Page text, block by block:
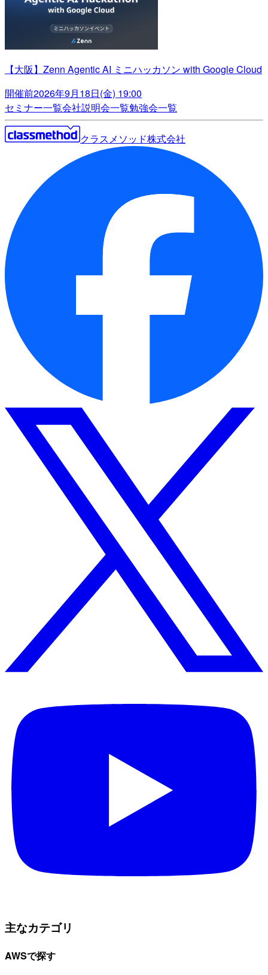
【大阪】Zenn Agentic AI ミニハッカソン with Google Cloud
開催前2026年9月18日(金) 19:00
セミナー一覧会社説明会一覧勉強会一覧
クラスメソッド株式会社
主なカテゴリ
AWSで探す